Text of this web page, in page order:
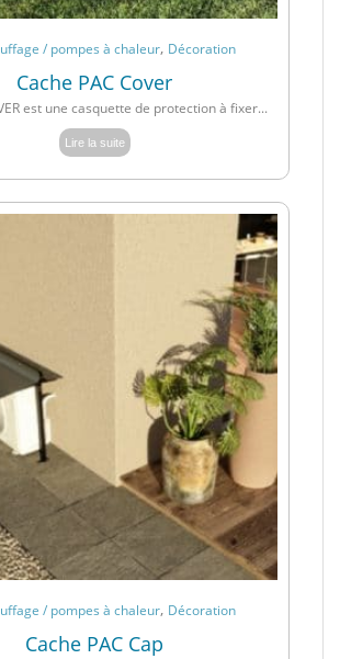
/ pompes à chaleur, Décoration
Cache PAC Cover
est une casquette de protection à fixer...
Lire la suite
/ pompes à chaleur, Décoration
Cache PAC Cap